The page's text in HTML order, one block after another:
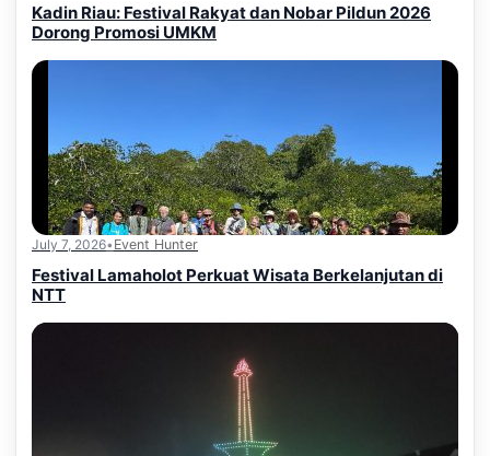
Kadin Riau: Festival Rakyat dan Nobar Pildun 2026
Dorong Promosi UMKM
July 7, 2026• Event Hunter
Festival Lamaholot Perkuat Wisata Berkelanjutan di
NTT